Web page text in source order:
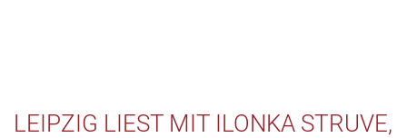
LEIPZIG LIEST MIT ILONKA STRUVE,